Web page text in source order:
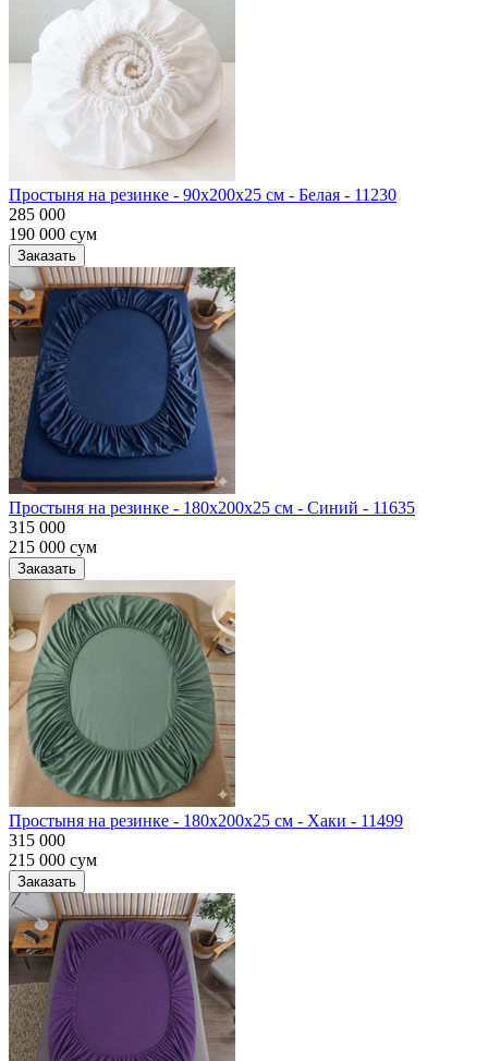
Простыня на резинке - 90x200x25 cм - Белая - 11230
285 000
190 000 сум
Заказать
Простыня на резинке - 180x200x25 cм - Синий - 11635
315 000
215 000 сум
Заказать
Простыня на резинке - 180x200x25 cм - Хаки - 11499
315 000
215 000 сум
Заказать